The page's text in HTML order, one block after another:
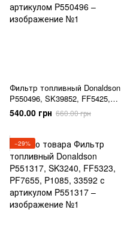
Фильтр топливный Donaldson
P550496, SK39852, FF5425,
WK94015, 95115E
540.00 грн 660.00 грн
−29%